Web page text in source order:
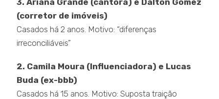
3. Ariana Grande (cantora) e Dalton Gomez
(corretor de imóveis)
Casados há 2 anos. Motivo: “diferenças
irreconciliáveis”
2. Camila Moura (Influenciadora) e Lucas
Buda (ex-bbb)
Casados há 15 anos. Motivo: Suposta traição